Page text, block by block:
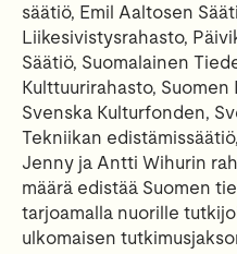
säätiö, Emil Aaltosen
Liikesivistysrahasto, Pä
Säätiö, Suomalainen
Kulttuurirahasto, Suomen
Svenska Kulturfonden,
Tekniikan edistämissäätiö,
Jenny ja Antti Wihurin ra
määrä edistää Suomen
tarjoamalla nuorille
ulkomaisen